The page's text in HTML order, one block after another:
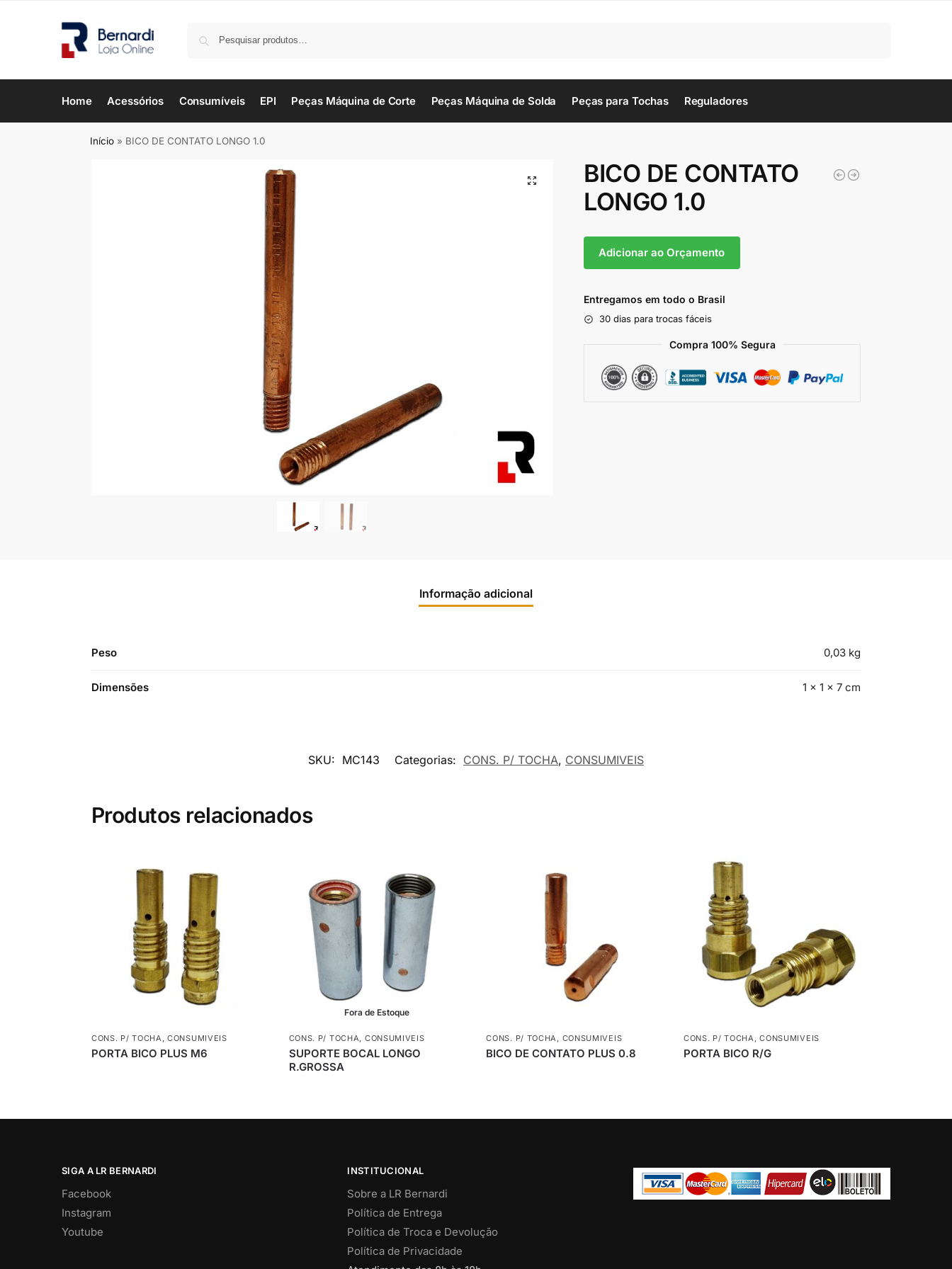
Home Acessórios Consumíveis EPI Peças Máquina de Corte Peças Máquina de Solda Peças para Tochas Reguladores
Início » BICO DE CONTATO LONGO 1.0
BICO DE CONTATO
LONGO 1.0
Adicionar ao Orçamento
Entregamos em todo o Brasil
30 dias para trocas fáceis
Compra 100% Segura
Informação adicional
Peso 0,03 kg
Dimensões 1 × 1 × 7 cm
SKU: MC143 Categorias: CONS. P/ TOCHA, CONSUMIVEIS
Produtos relacionados
CONS. P/ TOCHA,CONSUMIVEIS
PORTA BICO PLUS M6
Fora de Estoque
CONS. P/ TOCHA, CONSUMIVEIS
SUPORTE BOCAL LONGO
R.GROSSA
CONS. P/ TOCHA, CONSUMIVEIS
BICO DE CONTATO PLUS 0.8
CONS. P/ TOCHA,CONSUMIVEIS
PORTA BICO R/G
SIGA A LR BERNARDI
Facebook
Instagram
Youtube
INSTITUCIONAL
Sobre a LR Bernardi
Política de Entrega
Política de Troca e Devolução
Política de Privacidade